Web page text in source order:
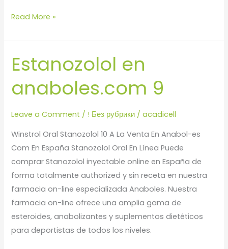
Read More »
Estanozolol en
anaboles.com 9
Leave a Comment / ! Без рубрики /acadicell
Winstrol Oral Stanozolol 10 A La Venta En Anabol-es
Com En España Stanozolol Oral En Línea Puede
comprar Stanozolol inyectable online en España de
forma totalmente authorized y sin receta en nuestra
farmacia on-line especializada Anaboles. Nuestra
farmacia on-line ofrece una amplia gama de
esteroides, anabolizantes y suplementos dietéticos
para deportistas de todos los niveles.
Estanozolol
en
anaboles.com